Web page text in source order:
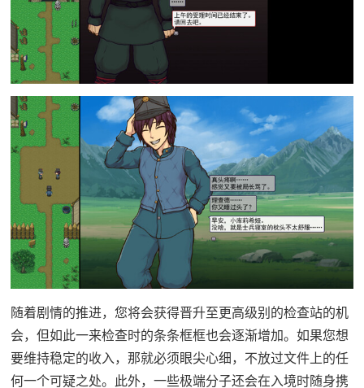
随着剧情的推进，您将会获得晋升至更高级别的检查站的机
会，但如此一来检查时的条条框框也会逐渐增加。如果您想
要维持稳定的收入，那就必须眼尖心细，不放过文件上的任
何一个可疑之处。此外，一些极端分子还会在入境时随身携